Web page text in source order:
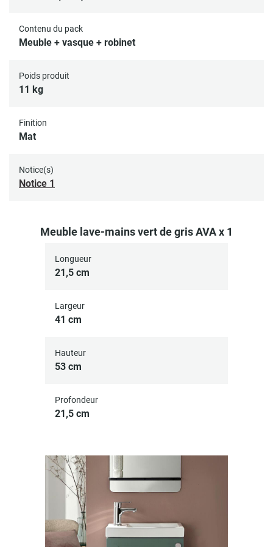
Contenu du pack
Meuble + vasque + robinet
Poids produit
11 kg
Finition
Mat
Notice(s)
Notice 1
Meuble lave-mains vert de gris AVA x 1
Longueur
21,5 cm
Largeur
41 cm
Hauteur
53 cm
Profondeur
21,5 cm